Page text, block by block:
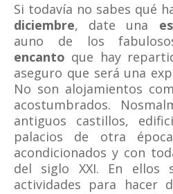
Si todavía no sabes qué
diciembre, date una
auno de los
encanto que hay
aseguro que será una
No son alojamientos
acostumbrados.
antiguos castillos,
palacios de otra
acondicionados y con
del siglo XXI. En ellos
actividades para hacer